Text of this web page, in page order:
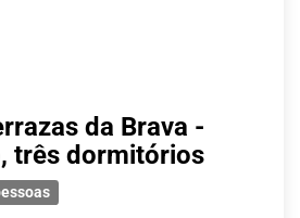
da Brava -
três dormitórios